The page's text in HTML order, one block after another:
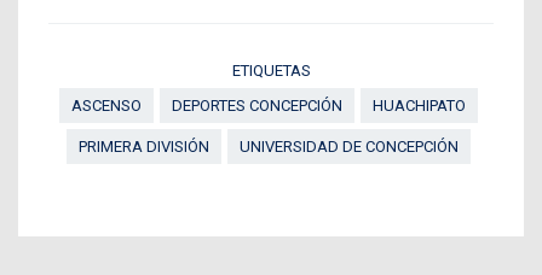
ETIQUETAS
ASCENSO
DEPORTES CONCEPCIÓN HUACHIPATO
PRIMERA DIVISIÓN UNIVERSIDAD DE CONCEPCIÓN